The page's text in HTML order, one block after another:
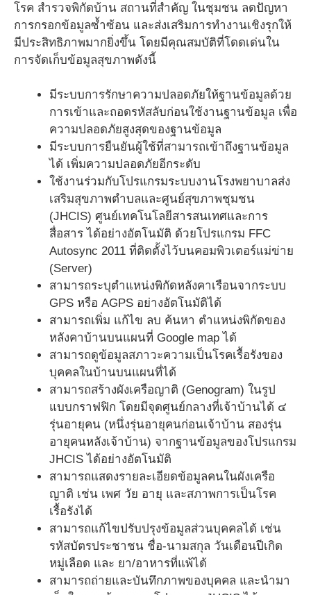
โรค สำรวจพิกัดบ้าน สถานที่สำคัญ ในชุมชน ลดปัญหา
การกรอกข้อมูลซ้ำซ้อน และส่งเสริมการทำงานเชิงรุกให้
มีประสิทธิภาพมากยิ่งขึ้น โดยมีคุณสมบัติที่โดดเด่นใน
การจัดเก็บข้อมูลสุขภาพดังนี้
มีระบบการรักษาความปลอดภัยให้ฐานข้อมูลด้วย
การเข้าและถอดรหัสลับก่อนใช้งานฐานข้อมูล เพื่อ
ความปลอดภัยสูงสุดของฐานข้อมูล
มีระบบการยืนยันผู้ใช้ที่สามารถเข้าถึงฐานข้อมูล
ได้ เพิ่มความปลอดภัยอีกระดับ
ใช้งานร่วมกับโปรแกรมระบบงานโรงพยาบาลส่ง
เสริมสุขภาพตำบลและศูนย์สุขภาพชุมชน
(JHCIS) ศูนย์เทคโนโลยีสารสนเทศและการ
สื่อสาร ได้อย่างอัตโนมัติ ด้วยโปรแกรม FFC
Autosync 2011 ที่ติดตั้งไว้บนคอมพิวเตอร์แม่ข่าย
(Server)
สามารถระบุตำแหน่งพิกัดหลังคาเรือนจากระบบ
GPS หรือ AGPS อย่างอัตโนมัติได้
สามารถเพิ่ม แก้ไข ลบ ค้นหา ตำแหน่งพิกัดของ
หลังคาบ้านบนแผนที่ Google map ได้
สามารถดูข้อมูลสภาวะความเป็นโรคเรื้อรังของ
บุคคลในบ้านบนแผนที่ได้
สามารถสร้างผังเครือญาติ (Genogram) ในรูป
แบบกราฟฟิก โดยมีจุดศูนย์กลางที่เจ้าบ้านได้ ๔
รุ่นอายุคน (หนึ่งรุ่นอายุคนก่อนเจ้าบ้าน สองรุ่น
อายุคนหลังเจ้าบ้าน) จากฐานข้อมูลของโปรแกรม
JHCIS ได้อย่างอัตโนมัติ
สามารถแสดงรายละเอียดข้อมูลคนในผังเครือ
ญาติ เช่น เพศ วัย อายุ และสภาพการเป็นโรค
เรื้อรังได้
สามารถแก้ไขปรับปรุงข้อมูลส่วนบุคคลได้ เช่น
รหัสบัตรประชาชน ชื่อ-นามสกุล วันเดือนปีเกิด
หมู่เลือด และ ยา/อาหารที่แพ้ได้
สามารถถ่ายและบันทึกภาพของบุคคล และนำมา